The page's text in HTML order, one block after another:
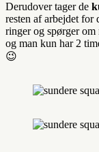
Derudover tager de
resten af arbejdet for
ringer og spørger
og man kun har 2
😉